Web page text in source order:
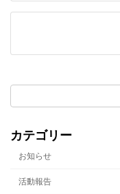
カテゴリー
お知らせ
活動報告